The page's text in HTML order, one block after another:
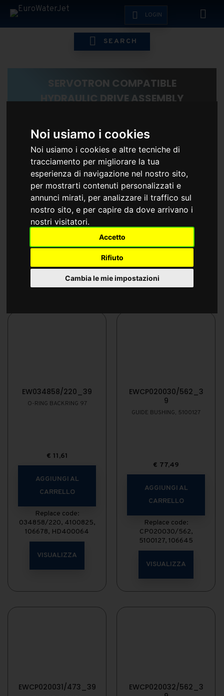
Noi usiamo i cookies
Noi usiamo i cookies e altre tecniche di
tracciamento per migliorare la tua
esperienza di navigazione nel nostro sito,
per mostrarti contenuti personalizzati e
annunci mirati, per analizzare il traffico sul
nostro sito, e per capire da dove arrivano i
nostri visitatori.
Accetto
Rifiuto
Cambia le mie impostazioni
LOGIN
SEARCH
SERVOTRON COMPATIBLE
HYDRAULIC DRIVE ASSEMBLY
EFFETTUA IL LOGIN PER VEDERE I PREZZI RISERVATI
EW034858/220_39
O-RING BACKRING 97
€ 11,61
AGGIUNGI AL
CARRELLO
Replace code:
034858/220, 4100825,
106678, HD400064
VISUALIZZA
EWCP020030/562_3
9
GUIDE BUSHING, 5100127
€ 77,49
AGGIUNGI AL
CARRELLO
Replace code:
CP020030/562,
5100127, 106645
VISUALIZZA
EWCP020031/473_39
EWCP020032/562_3